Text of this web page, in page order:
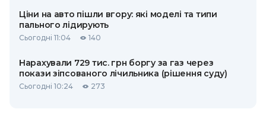
Ціни на авто пішли вгору: які моделі та типи
пального лідирують
Сьогодні 11:04 140
Нарахували 729 тис. грн боргу за газ через
покази зіпсованого лічильника (рішення суду)
Сьогодні 10:24 273